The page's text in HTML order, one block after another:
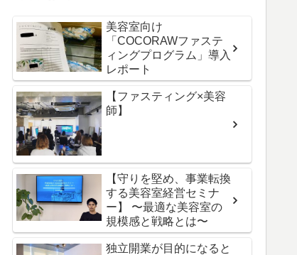
美容室向け
「COCORAWファステ
ィングプログラム」導入
レポート
【ファスティング×美容
師】
【守りを堅め、事業転換
する美容室経営セミナ
ー】 〜最適な美容室の
規模感と戦略とは〜
独立開業が目的になると